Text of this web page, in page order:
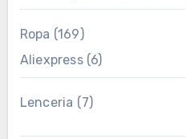
Ropa (169)
Aliexpress(6)
Lenceria (7)